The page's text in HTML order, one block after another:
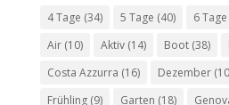
4 Tage (34) 5 Tage (40) 6 Tage
Air(10) Aktiv(14) Boot(38)
Costa Azzurra (16) Dezember
Frühling(9) Garten (18)